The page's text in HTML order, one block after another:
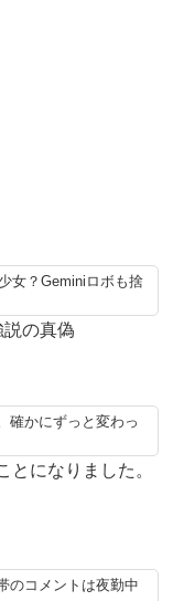
女？Geminiロボも捨
の真偽
確かにずっと変わっ
とになりました。
のコメントは夜勤中